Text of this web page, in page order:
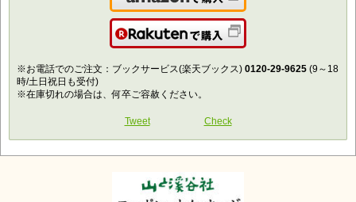
Amazonで購入
楽天で購入
※お電話でのご注文：ブックサービス(楽天ブックス) 0120-29-9625 (9～18
時/土日祝日も受付)
※在庫切れの場合は、何卒ご容赦ください。
Tweet Check